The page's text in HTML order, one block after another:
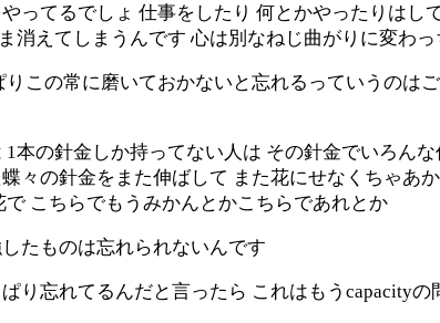
ってるでしょ 仕事をしたり 何とかやったりは
消えてしまうんです 心は別なねじ曲がりに変わ
この常に磨いておかないと忘れるっていうの
本の針金しか持ってない人は その針金でいろん
々の針金をまた伸ばして また花にせなくちゃ
こちらでもうみかんとかこちらであれとか
たものは忘れられないんです
り忘れてるんだと言ったら これはもうcapacityの